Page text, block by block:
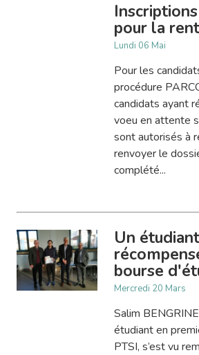
pour la
Lundi 06 Mai
Pour les
procédure
candidats ayant
voeu en attente
sont autorisés à
renvoyer le
complété...
Un
bourse
Mercredi 20 Mars
Salim
étudiant en
PTSI, s’est vu